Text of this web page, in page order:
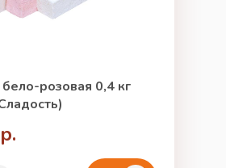
розовая 0,4 кг